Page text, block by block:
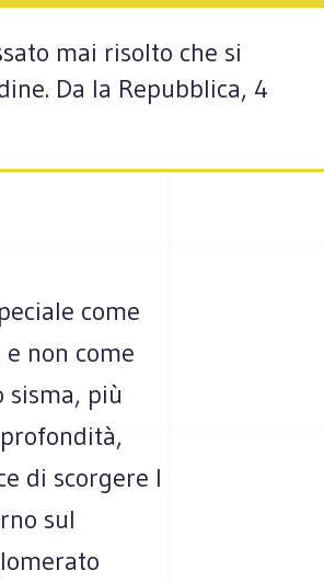
mai risolto che si
Da la Repubblica, 4
come
non come
più
di scorgere l
sul